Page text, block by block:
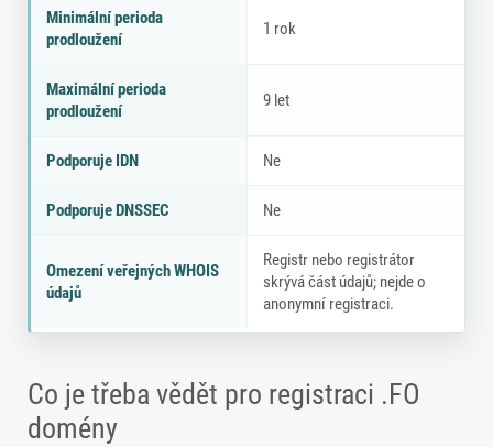
Minimální perioda
prodloužení
1 rok
Maximální perioda
prodloužení
9 let
Podporuje IDN Ne
Podporuje DNSSEC Ne
Omezení veřejných WHOIS
údajů
Registr nebo registrátor
skrývá část údajů; nejde o
anonymní registraci.
Co je třeba vědět pro registraci .FO
domény